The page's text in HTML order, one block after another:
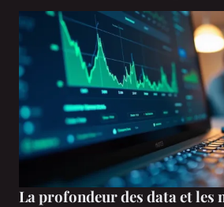
La profondeur des data et les